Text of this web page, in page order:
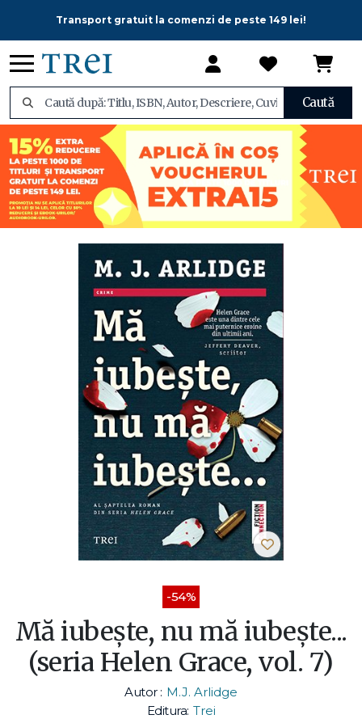
Transport gratuit la comenzi de peste 149 lei!
Caută
-54%
Mă iubește, nu mă iubește...
(seria Helen Grace, vol. 7)
Autor : M.J. Arlidge
Editura: Trei